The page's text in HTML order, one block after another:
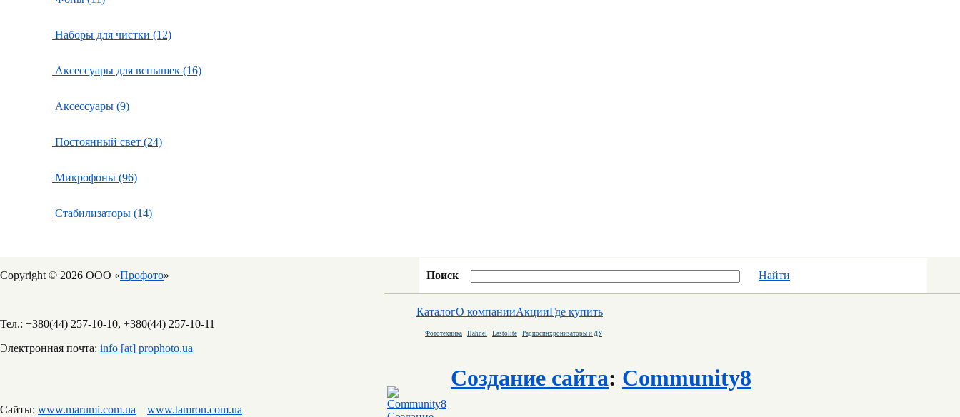
Наборы для чистки (12)
Аксессуары для вспышек (16)
Аксессуары (9)
Постоянный свет (24)
Микрофоны (96)
Стабилизаторы (14)
Copyright © 2026 ООО «Профото»
Тел.: +380(44) 257-10-10, +380(44) 257-10-11
Электронная почта: info [at] prophoto.ua
Сайты: www.marumi.com.ua www.tamron.com.ua
Поиск Найти
КаталогО компанииАкцииГде купить
Фототехника Hahnel Lastolite Радиосинхронизаторы и ДУ
Создание сайта: Community8